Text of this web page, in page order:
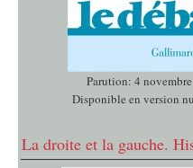
Parution: 4
Disponible en version
La droite et la gauche.